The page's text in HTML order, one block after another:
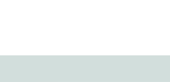
تغييره